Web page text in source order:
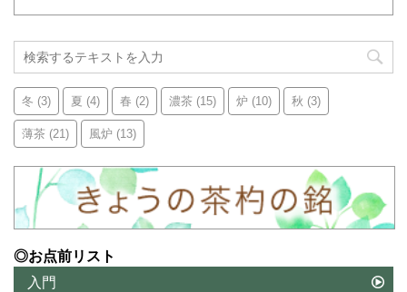
冬 (3) 夏 (4) 春 (2) 濃茶 (15) 炉 (10) 秋 (3)
薄茶 (21) 風炉 (13)
◎お点前リスト
入門